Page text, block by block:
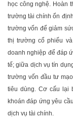
học công nghệ. Hoàn
trường tài chính ổn
trường vốn để giảm
thị trường cổ phiếu
doanh nghiệp để đáp
tế; giữa dịch vụ tín
trường vốn đầu tư
tiêu dùng. Cơ cấu lại
khoán đáp ứng yêu
dịch vụ tài chính.